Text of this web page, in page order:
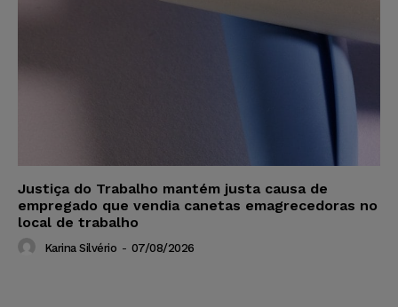
Justiça do Trabalho mantém justa causa de
empregado que vendia canetas emagrecedoras no
local de trabalho
Karina Silvério - 07/08/2026